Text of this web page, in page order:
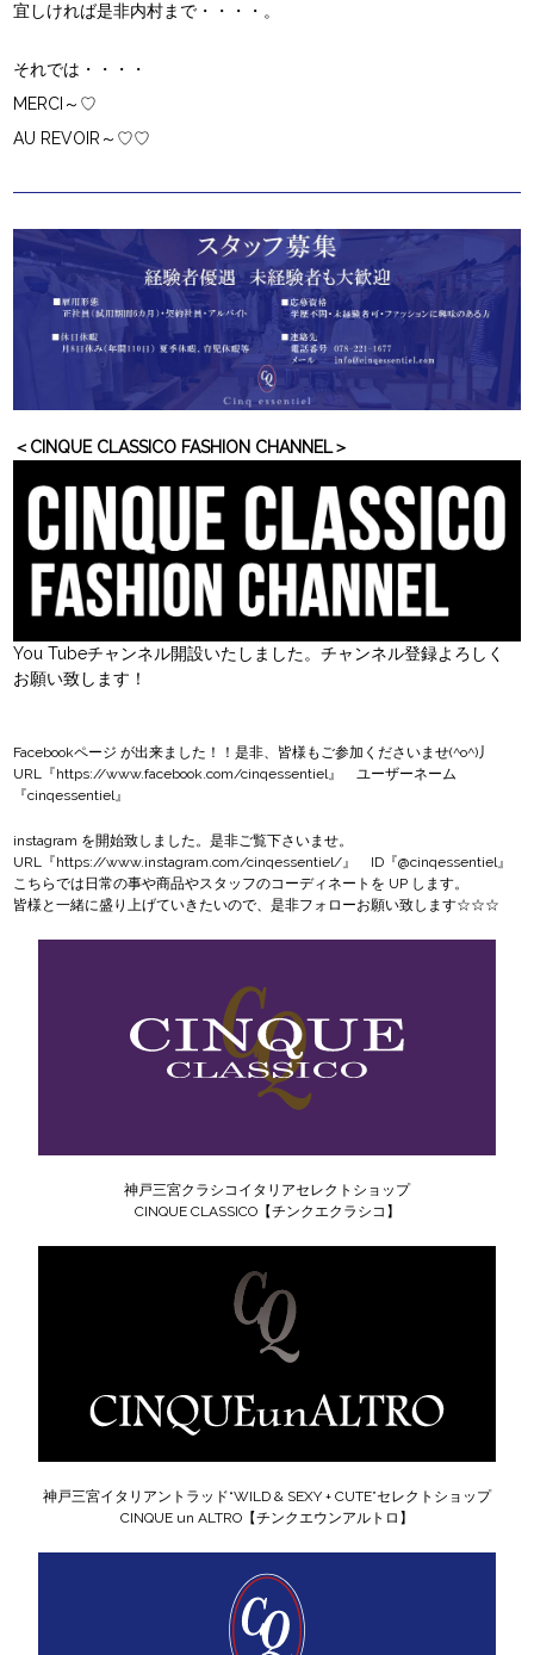
宜しければ是非内村まで・・・・。
それでは・・・・
MERCI～♡
AU REVOIR～♡♡
＜CINQUE CLASSICO FASHION CHANNEL＞
You Tubeチャンネル開設いたしました。チャンネル登録よろしく
お願い致します！
Facebookページ が出来ました！！是非、皆様もご参加くださいませ(^o^)丿
URL『https://www.facebook.com/cinqessentiel』 ユーザーネーム
『cinqessentiel』
instagram を開始致しました。是非ご覧下さいませ。
URL『https://www.instagram.com/cinqessentiel/』 ID『@cinqessentiel』
こちらでは日常の事や商品やスタッフのコーディネートを UP します。
皆様と一緒に盛り上げていきたいので、是非フォローお願い致します☆☆☆
神戸三宮クラシコイタリアセレクトショップ
CINQUE CLASSICO【チンクエクラシコ】
神戸三宮イタリアントラッド“WILD & SEXY + CUTE”セレクトショップ
CINQUE un ALTRO【チンクエウンアルトロ】